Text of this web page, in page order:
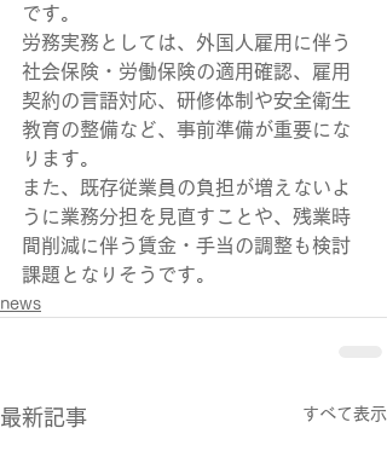
です。
労務実務としては、外国人雇用に伴う
社会保険・労働保険の適用確認、雇用
契約の言語対応、研修体制や安全衛生
教育の整備など、事前準備が重要にな
ります。
また、既存従業員の負担が増えないよ
うに業務分担を見直すことや、残業時
間削減に伴う賃金・手当の調整も検討
課題となりそうです。
news
最新記事 すべて表示